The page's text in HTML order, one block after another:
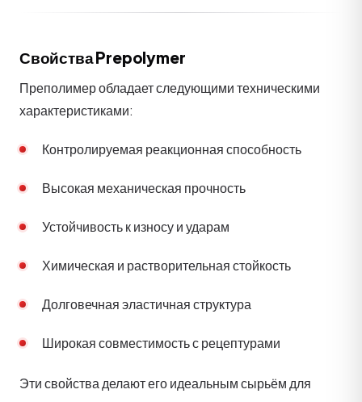
Свойства Prepolymer
Преполимер обладает следующими техническими
характеристиками:
Контролируемая реакционная способность
Высокая механическая прочность
Устойчивость к износу и ударам
Химическая и растворительная стойкость
Долговечная эластичная структура
Широкая совместимость с рецептурами
Эти свойства делают его идеальным сырьём для